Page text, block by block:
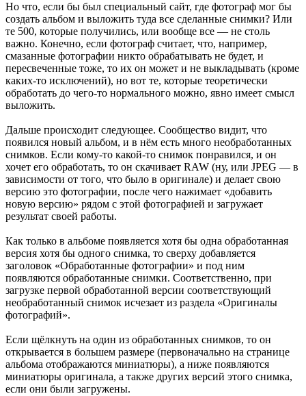
Но что, если бы был специальный сайт, где фотограф мог бы
создать альбом и выложить туда все сделанные снимки? Или
те 500, которые получились, или вообще все — не столь
важно. Конечно, если фотограф считает, что, например,
смазанные фотографии никто обрабатывать не будет, и
пересвеченные тоже, то их он может и не выкладывать (кроме
каких-то исключений), но вот те, которые теоретически
обработать до чего-то нормального можно, явно имеет смысл
выложить.
Дальше происходит следующее. Сообщество видит, что
появился новый альбом, и в нём есть много необработанных
снимков. Если кому-то какой-то снимок понравился, и он
хочет его обработать, то он скачивает RAW (ну, или JPEG — в
зависимости от того, что было в оригинале) и делает свою
версию это фотографии, после чего нажимает «добавить
новую версию» рядом с этой фотографией и загружает
результат своей работы.
Как только в альбоме появляется хотя бы одна обработанная
версия хотя бы одного снимка, то сверху добавляется
заголовок «Обработанные фотографии» и под ним
появляются обработанные снимки. Соответственно, при
загрузке первой обработанной версии соответствующий
необработанный снимок исчезает из раздела «Оригиналы
фотографий».
Если щёлкнуть на один из обработанных снимков, то он
открывается в большем размере (первоначально на странице
альбома отображаются миниатюры), а ниже появляются
миниатюры оригинала, а также других версий этого снимка,
если они были загружены.